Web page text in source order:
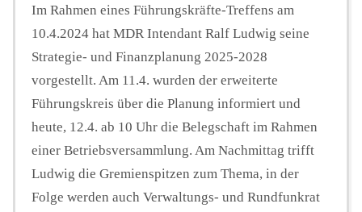
Im Rahmen eines Führungskräfte-Treffens am
10.4.2024 hat MDR Intendant Ralf Ludwig seine
Strategie- und Finanzplanung 2025-2028
vorgestellt. Am 11.4. wurden der erweiterte
Führungskreis über die Planung informiert und
heute, 12.4. ab 10 Uhr die Belegschaft im Rahmen
einer Betriebsversammlung. Am Nachmittag trifft
Ludwig die Gremienspitzen zum Thema, in der
Folge werden auch Verwaltungs- und Rundfunkrat